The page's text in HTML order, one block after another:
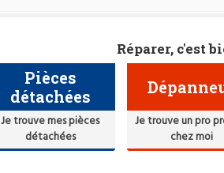
Réparer, c'est
Pièces
détachées
Je trouve mes pièces
détachées
Je trouve un pro
chez moi